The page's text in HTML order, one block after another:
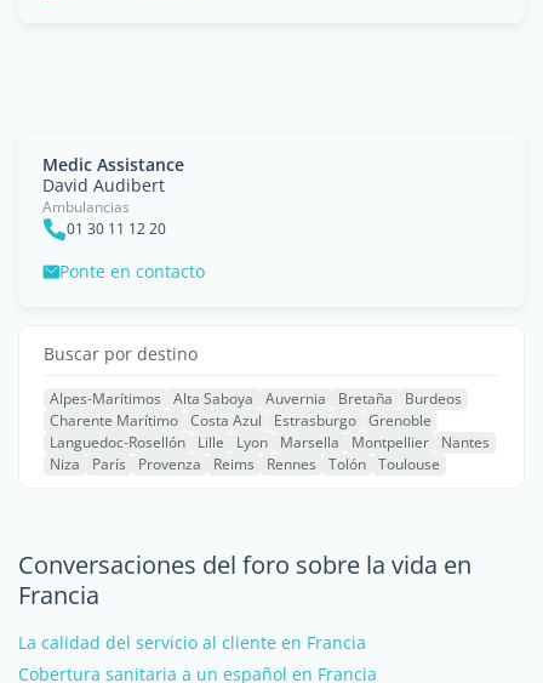
Medic Assistance
David Audibert
Ambulancias
01 30 11 12 20
Ponte en contacto
Buscar por destino
Alpes-Marítimos Alta Saboya Auvernia Bretaña
Burdeos
Charente Marítimo Costa Azul Estrasburgo Grenoble
Languedoc-Rosellón
Lille Lyon Marsella Montpellier
Nantes
Niza
París Provenza Reims Rennes Tolón Toulouse
Conversaciones del foro sobre la vida en
Francia
La calidad del servicio al cliente en Francia
Cobertura sanitaria a un español en Francia